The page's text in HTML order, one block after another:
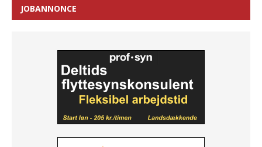
JOBANNONCE